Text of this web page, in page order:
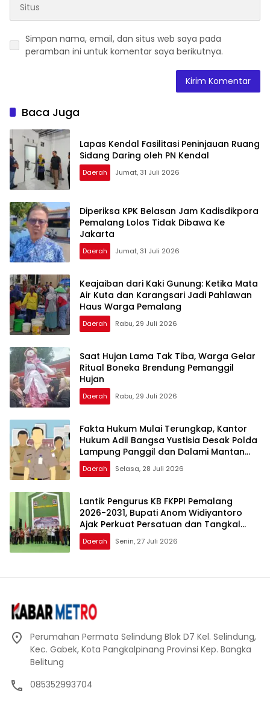
Simpan nama, email, dan situs web saya pada
peramban ini untuk komentar saya berikutnya.
Baca Juga
Lapas Kendal Fasilitasi Peninjauan Ruang
Sidang Daring oleh PN Kendal
Daerah Jumat, 31 Juli 2026
Diperiksa KPK Belasan Jam Kadisdikpora
Pemalang Lolos Tidak Dibawa Ke
Jakarta
Daerah Jumat, 31 Juli 2026
Keajaiban dari Kaki Gunung: Ketika Mata
Air Kuta dan Karangsari Jadi Pahlawan
Haus Warga Pemalang
Daerah Rabu, 29 Juli 2026
Saat Hujan Lama Tak Tiba, Warga Gelar
Ritual Boneka Brendung Pemanggil
Hujan
Daerah Rabu, 29 Juli 2026
Fakta Hukum Mulai Terungkap, Kantor
Hukum Adil Bangsa Yustisia Desak Polda
Lampung Panggil dan Dalami Mantan
Walikota Metro
Daerah Selasa, 28 Juli 2026
Lantik Pengurus KB FKPPI Pemalang
2026-2031, Bupati Anom Widiyantoro
Ajak Perkuat Persatuan dan Tangkal
Hoaks
Daerah Senin, 27 Juli 2026
Perumahan Permata Selindung Blok D7 Kel. Selindung,
Kec. Gabek, Kota Pangkalpinang Provinsi Kep. Bangka
Belitung
085352993704